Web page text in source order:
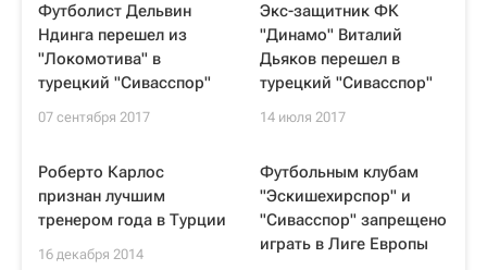
Футболист Дельвин
Ндинга перешел из
"Локомотива" в
турецкий "Сивасспор"
07 сентября 2017
Экс-защитник ФК
"Динамо" Виталий
Дьяков перешел в
турецкий "Сивасспор"
14 июля 2017
Роберто Карлос
признан лучшим
тренером года в Турции
16 декабря 2014
Футбольным клубам
"Эскишехирспор" и
"Сивасспор" запрещено
играть в Лиге Европы